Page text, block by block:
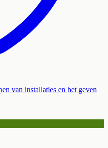
van installaties en het geven